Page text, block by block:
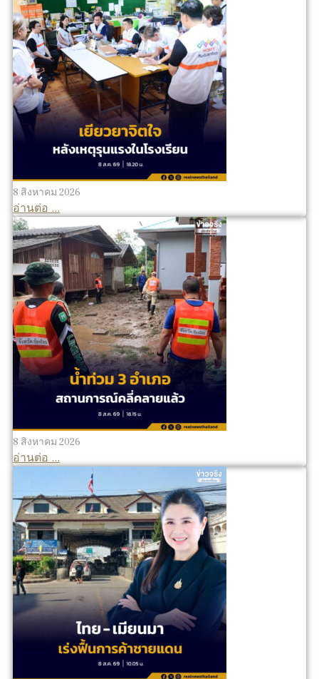
8 สิงหาคม 2026
อ่านต่อ ...
8 สิงหาคม 2026
อ่านต่อ ...